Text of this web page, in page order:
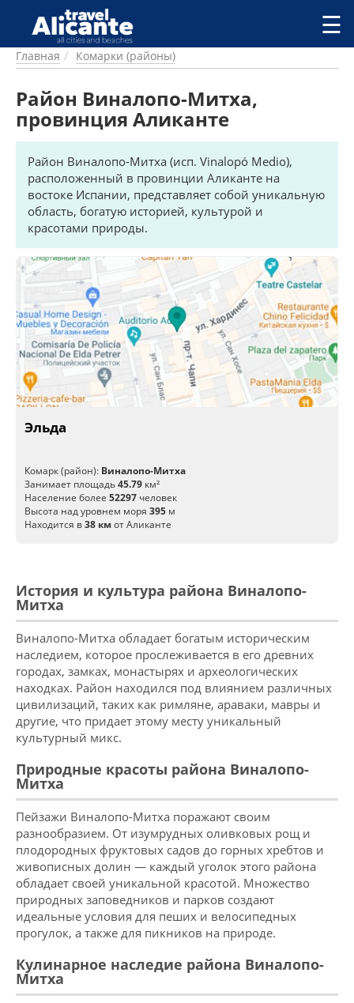
Перейти к основному содержанию
ГОРОДА
СПРАВОЧНАЯ
ПИТАНИЕ
ПРОЖИВАНИЕ
ПЛЯЖИ
ДОСТОПРИМЕЧАТЕЛЬНОСТИ
КЕМПИНГ
КОМАРКИ (РАЙОНЫ)
РЕЦЕПТЫ
ПРЕДЛОЖЕНИЯ
СТАТЬИ
УСЛУГИ
☰
Главная Комарки (районы)
Район Виналопо-Митха,
провинция Аликанте
Район Виналопо-Митха (исп. Vinalopó Medio),
расположенный в провинции Аликанте на
востоке Испании, представляет собой уникальную
область, богатую историей, культурой и
красотами природы.
Эльда
Комарк (район): Виналопо-Митха
Занимает площадь45.79 км²
Население более 52297 человек
Высота над уровнем моря 395 м
Находится в38 кмот Аликанте
История и культура района Виналопо-
Митха
Виналопо-Митха обладает богатым историческим
наследием, которое прослеживается в его древних
городах, замках, монастырях и археологических
находках. Район находился под влиянием различных
цивилизаций, таких как римляне, араваки, мавры и
другие, что придает этому месту уникальный
культурный микс.
Природные красоты района Виналопо-
Митха
Пейзажи Виналопо-Митха поражают своим
разнообразием. От изумрудных оливковых рощ и
плодородных фруктовых садов до горных хребтов и
живописных долин — каждый уголок этого района
обладает своей уникальной красотой. Множество
природных заповедников и парков создают
идеальные условия для пеших и велосипедных
прогулок, а также для пикников на природе.
Кулинарное наследие района Виналопо-
Митха